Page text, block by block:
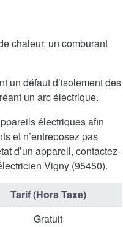
chaleur, un comburant
un défaut d’isolement des
un arc électrique.
électriques afin
et n’entreposez pas
d’un appareil, contactez-
Vigny (95450).
Tarif (Hors Taxe)
Gratuit